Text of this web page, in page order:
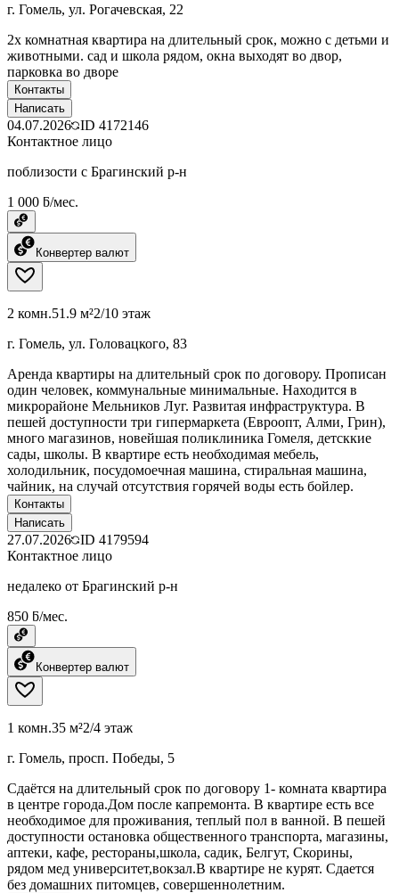
г. Гомель, ул. Рогачевская, 22
2х комнатная квартира на длительный срок, можно с детьми и
животными. сад и школа рядом, окна выходят во двор,
парковка во дворе
Контакты
Написать
04.07.2026 ID 4172146
Контактное лицо
поблизости с Брагинский р-н
1 000 ƃ/мес.
Конвертер валют
2 комн.51.9 м²2/10 этаж
г. Гомель, ул. Головацкого, 83
Аренда квартиры на длительный срок по договору. Прописан
один человек, коммунальные минимальные. Находится в
микрорайоне Мельников Луг. Развитая инфраструктура. В
пешей доступности три гипермаркета (Евроопт, Алми, Грин),
много магазинов, новейшая поликлиника Гомеля, детсккие
сады, школы. В квартире есть необходимая мебель,
холодильник, посудомоечная машина, стиральная машина,
чайник, на случай отсутствия горячей воды есть бойлер.
Контакты
Написать
27.07.2026 ID 4179594
Контактное лицо
недалеко от Брагинский р-н
850 ƃ/мес.
Конвертер валют
1 комн.35 м²2/4 этаж
г. Гомель, просп. Победы, 5
Сдаётся на длительный срок по договору 1- комната квартира
в центре города.Дом после капремонта. В квартире есть все
необходимое для проживания, теплый пол в ванной. В пешей
доступности остановка общественного транспорта, магазины,
аптеки, кафе, рестораны,школа, садик, Белгут, Скорины,
рядом мед университет,вокзал.В квартире не курят. Сдается
без домашних питомцев, совершеннолетним.